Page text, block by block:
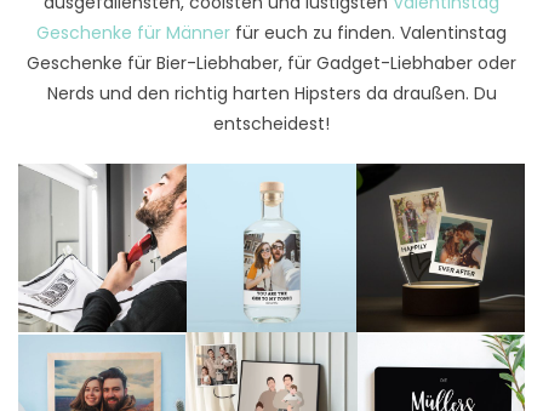
Geschenke für Männer für euch zu finden. Valentinstag
Geschenke für Bier-Liebhaber, für Gadget-Liebhaber oder
Nerds und den richtig harten Hipsters da draußen. Du
entscheidest!